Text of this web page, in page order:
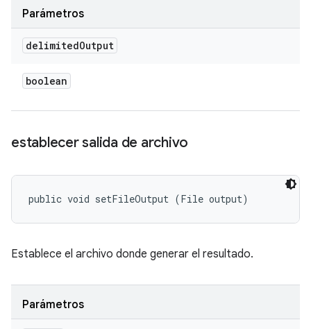
Parámetros
delimitedOutput
boolean
establecer salida de archivo
public void setFileOutput (File output)
Establece el archivo donde generar el resultado.
Parámetros